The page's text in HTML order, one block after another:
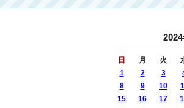
2024
日 月 火
1
2 3
8
9 10
15
16 17